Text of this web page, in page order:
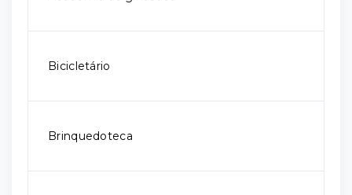
Bicicletário
Brinquedoteca